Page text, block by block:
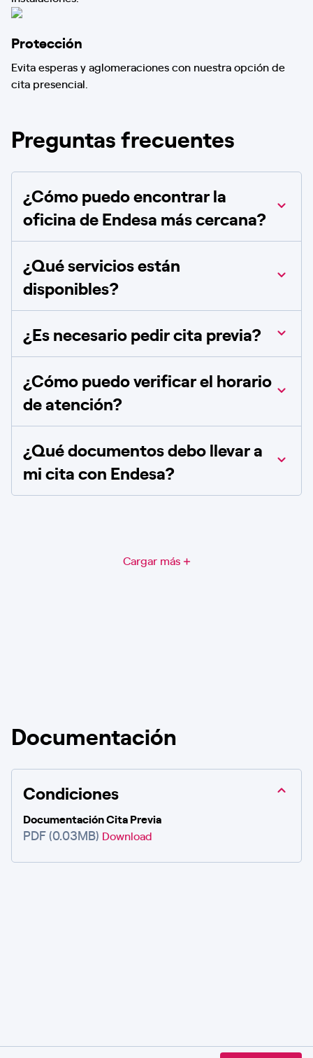
Protección
Evita esperas y aglomeraciones con nuestra opción de
cita presencial.
Preguntas frecuentes
¿Cómo puedo encontrar la
oficina de Endesa más cercana?
¿Qué servicios están
disponibles?
¿Es necesario pedir cita previa?
¿Cómo puedo verificar el horario
de atención?
¿Qué documentos debo llevar a
mi cita con Endesa?
Cargar más
Documentación
Condiciones
Documentación Cita Previa
PDF (0.03MB) Download